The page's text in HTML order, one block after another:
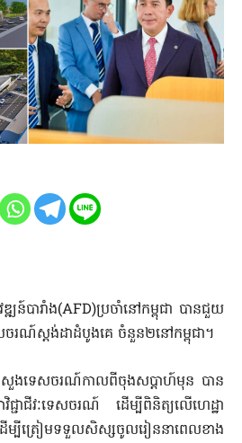
ឌ្ឍន៍បារាំង(AFD)ប្រចាំនៅកម្ពុជា បានជួយ
សចរណ៍ស្តង់ដាដំបូងគេ ចំនួន២នៅកម្ពុជា។
សួងទេសចរណ៍កាលពីចុងសប្តាហ៍មុន បាន
ជាជីវៈទេសចរណ៍ ដើម្បីពិនិត្យលើហេដ្ឋា
ម្បីត្រៀមទទួលសិស្សចូលរៀននាពេលខាង